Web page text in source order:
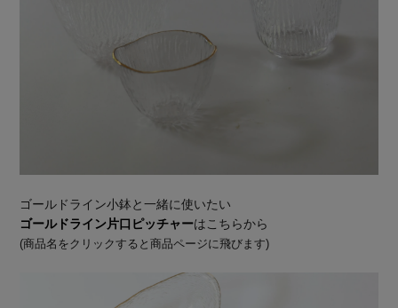
ゴールドライン小鉢と一緒に使いたい
ゴールドライン片口ピッチャーはこちらから
(商品名をクリックすると商品ページに飛びます)